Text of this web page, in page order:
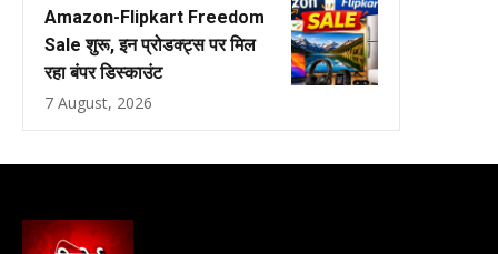
Amazon-Flipkart Freedom
Sale शुरू, इन प्रोडक्ट्स पर मिल
रहा बंपर डिस्काउंट
7 August, 2026